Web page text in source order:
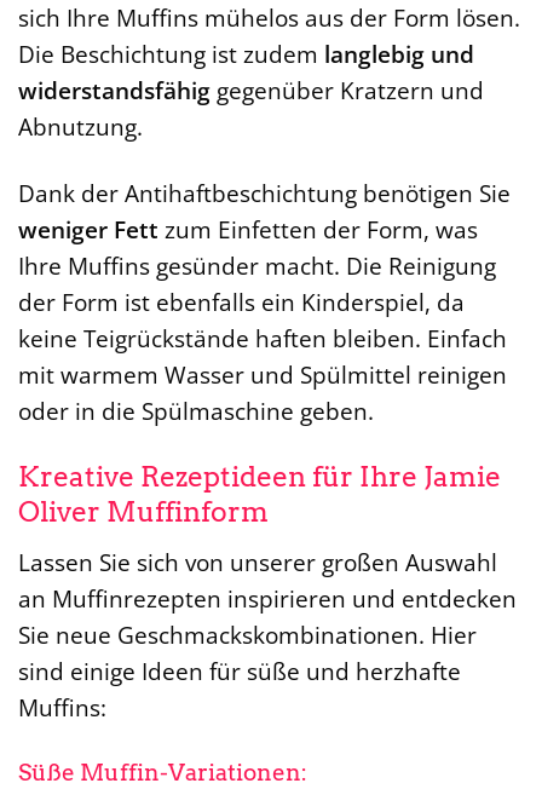
sich Ihre Muffins mühelos aus der Form lösen.
Die Beschichtung ist zudem langlebig und
widerstandsfähig gegenüber Kratzern und
Abnutzung.
Dank der Antihaftbeschichtung benötigen Sie
weniger Fett zum Einfetten der Form, was
Ihre Muffins gesünder macht. Die Reinigung
der Form ist ebenfalls ein Kinderspiel, da
keine Teigrückstände haften bleiben. Einfach
mit warmem Wasser und Spülmittel reinigen
oder in die Spülmaschine geben.
Kreative Rezeptideen für Ihre Jamie
Oliver Muffinform
Lassen Sie sich von unserer großen Auswahl
an Muffinrezepten inspirieren und entdecken
Sie neue Geschmackskombinationen. Hier
sind einige Ideen für süße und herzhafte
Muffins:
Süße Muffin-Variationen: